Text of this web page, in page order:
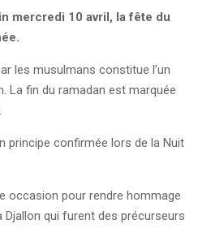
mercredi 10 avril, la fête du
les musulmans constitue l’un
La fin du ramadan est marquée
principe confirmée lors de la Nuit
occasion pour rendre hommage
qui furent des précurseurs